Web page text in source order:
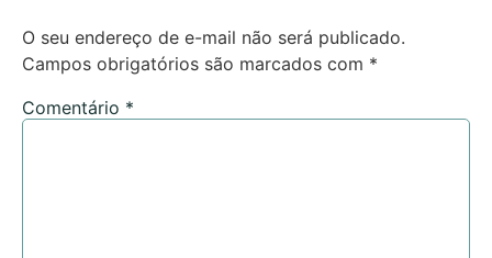
O seu endereço de e-mail não será publicado.
Campos obrigatórios são marcados com *
Comentário *